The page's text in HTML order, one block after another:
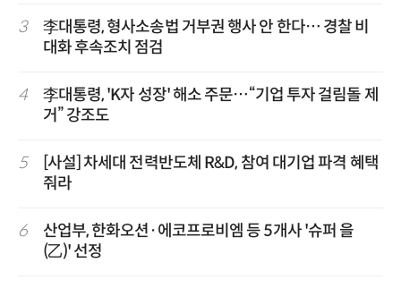
3
李대통령, 형사소송법 거부권 행사 안 한다… 경찰 비
대화 후속조치 점검
4
李대통령, 'K자 성장' 해소 주문…“기업 투자 걸림돌 제
거” 강조도
5
[사설] 차세대 전력반도체 R&D, 참여 대기업 파격 혜택
줘라
6
산업부, 한화오션·에코프로비엠 등 5개사 '슈퍼 을
(乙)' 선정